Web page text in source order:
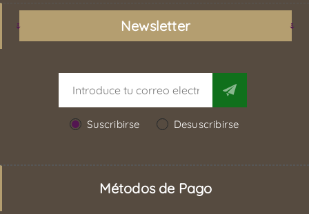
Newsletter
Suscribirse Desuscribirse
Métodos de Pago